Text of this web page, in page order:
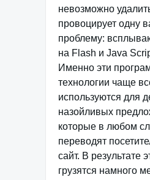
невозможно
провоцирует одну
проблему:
на Flash и Java
Именно эти
технологии чаще
используются для
назойливых
которые в любом
переводят
сайт. В результате
грузятся намного